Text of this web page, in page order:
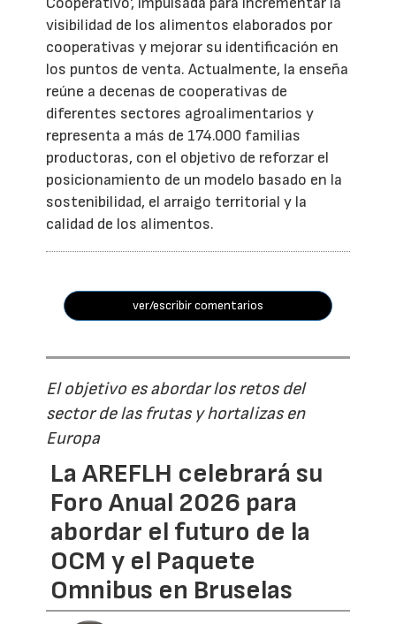
visibilidad de los alimentos elaborados por
cooperativas y mejorar su identificación en
los puntos de venta. Actualmente, la enseña
reúne a decenas de cooperativas de
diferentes sectores agroalimentarios y
representa a más de 174.000 familias
productoras, con el objetivo de reforzar el
posicionamiento de un modelo basado en la
sostenibilidad, el arraigo territorial y la
calidad de los alimentos.
ver/escribir comentarios
El objetivo es abordar los retos del
sector de las frutas y hortalizas en
Europa
La AREFLH celebrará su
Foro Anual 2026 para
abordar el futuro de la
OCM y el Paquete
Omnibus en Bruselas